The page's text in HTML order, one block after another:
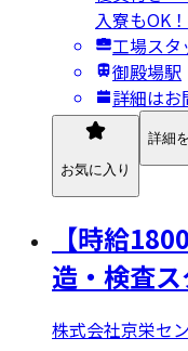
入寮もOK
工場スタ
御殿場駅
詳細はお
お気に入り
詳細
【時給
造・検査ス
株式会社京栄セ